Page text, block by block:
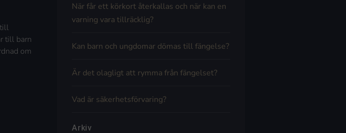
till barn
om
När får ett körkort återkallas och när kan en
varning vara tillräcklig?
Kan barn och ungdomar dömas till fängelse?
Är det olagligt att rymma från fängelset?
Vad är säkerhetsförvaring?
Arkiv